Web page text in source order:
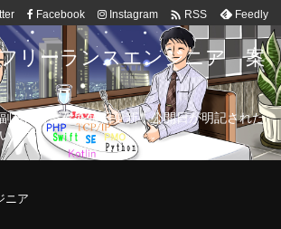
Facebook Instagram  RSS Feedly
リーランスエンジニア 案
業向け案件を毎日更新！公開日が明記された
ます。
ニア